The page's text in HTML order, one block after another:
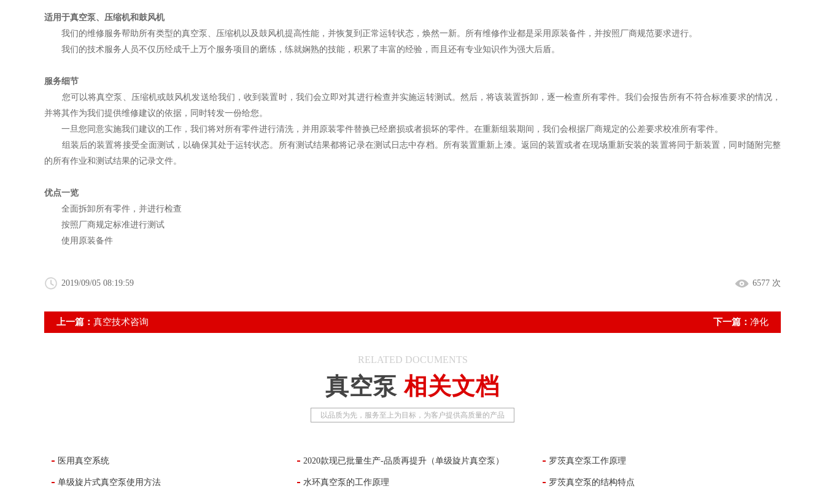
适用于真空泵、压缩机和鼓风机
我们的维修服务帮助所有类型的真空泵、压缩机以及鼓风机提高性能，并恢复到正常运转状态，焕然一新。所有维修作业都是采用原装备件，并按照厂商规范要求进行。
我们的技术服务人员不仅历经成千上万个服务项目的磨练，练就娴熟的技能，积累了丰富的经验，而且还有专业知识作为强大后盾。
服务细节
您可以将真空泵、压缩机或鼓风机发送给我们，收到装置时，我们会立即对其进行检查并实施运转测试。然后，将该装置拆卸，逐一检查所有零件。我们会报告所有不符合标准要求的情况，
并将其作为我们提供维修建议的依据，同时转发一份给您。
一旦您同意实施我们建议的工作，我们将对所有零件进行清洗，并用原装零件替换已经磨损或者损坏的零件。在重新组装期间，我们会根据厂商规定的公差要求校准所有零件。
组装后的装置将接受全面测试，以确保其处于运转状态。所有测试结果都将记录在测试日志中存档。所有装置重新上漆。返回的装置或者在现场重新安装的装置将同于新装置，同时随附完整
的所有作业和测试结果的记录文件。
优点一览
全面拆卸所有零件，并进行检查
按照厂商规定标准进行测试
使用原装备件
2019/09/05 08:19:59 6577 次
上一篇： 真空技术咨询 下一篇： 净化
RELATED DOCUMENTS
真空泵相关文档
以品质为先，服务至上为目标，为客户提供高质量的产品
医用真空系统 2020款现已批量生产-品质再提升（单级旋片真空泵） 罗茨真空泵工作原理
单级旋片式真空泵使用方法 水环真空泵的工作原理 罗茨真空泵的结构特点